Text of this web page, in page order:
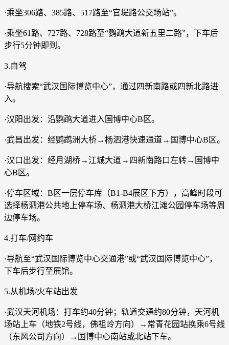
·乘坐306路、385路、517路至“官堤路公交场站”。
·乘坐61路、727路、728路至“鹦鹉大道新五里二路”，下车后
步行5分钟即到。
3.自驾
·导航搜索“武汉国际博览中心”，通过四新南路或四新北路进
入。
·汉阳出发：沿鹦鹉大道进入国博中心B区。
·武昌出发：经鹦鹉洲大桥→杨泗港快速通道→国博中心B区。
·汉口出发：经月湖桥→江城大道→四新南路口左转→国博中
心B区。
·停车区域：B区一层停车库（B1-B4展区下方），高峰时段可
选择杨泗港公共地上停车场、杨泗港大桥江滩公园停车场等周
边停车场。
4.打车/网约车
·导航至“武汉国际博览中心交通港”或“武汉国际博览中心”，
下车后步行至展馆。
5.从机场/火车站出发
·武汉天河机场：打车约40分钟；轨道交通约80分钟，天河机
场站上车（地铁2号线，佛祖岭方向）→常青花园站换乘6号线
（东风公司方向）→国博中心南站或北站下车。